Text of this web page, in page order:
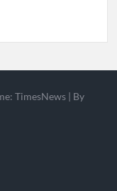
TimesNews | By